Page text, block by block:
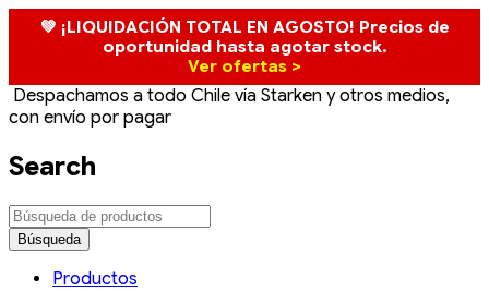
💚 ¡LIQUIDACIÓN TOTAL EN AGOSTO! Precios de
oportunidad hasta agotar stock.
Ver ofertas >
Despachamos a todo Chile vía Starken y otros medios,
con envío por pagar
Search
Productos